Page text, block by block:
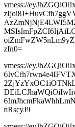
vmess://
zIn0=
vmess://
nRscyJ9